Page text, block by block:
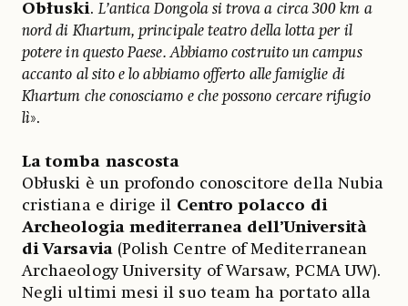
Obłuski.L’antica Dongola si trova a circa 300 km a
nord di Khartum, principale teatro della lotta per il
potere in questo Paese. Abbiamo costruito un campus
accanto al sito e lo abbiamo offerto alle famiglie di
Khartum che conosciamo e che possono cercare rifugio
lì».
La tomba nascosta
Obłuski è un profondo conoscitore della Nubia
cristiana e dirige il Centro polacco di
Archeologia mediterranea dell’Università
di Varsavia(Polish Centre of Mediterranean
Archaeology University of Warsaw, PCMA UW).
Negli ultimi mesi il suo team ha portato alla